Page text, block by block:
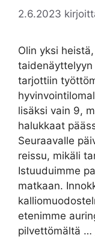
2.6.2023
Olin yksi
tarjottiin
lisäksi vain 9,
halukkaat
Seuraavalle
reissu, mikäli
Istuuduimme
matkaan.
etenimme
pilvettömältä …